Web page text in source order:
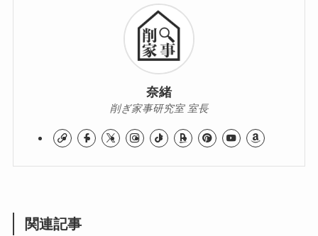
奈緒
削ぎ家事研究室 室長
関連記事